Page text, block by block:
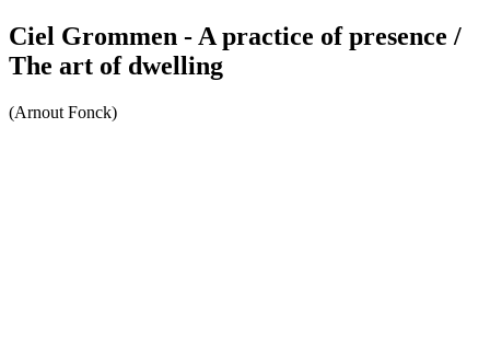
Ciel Grommen - A practice of presence /
The art of dwelling
(Arnout Fonck)